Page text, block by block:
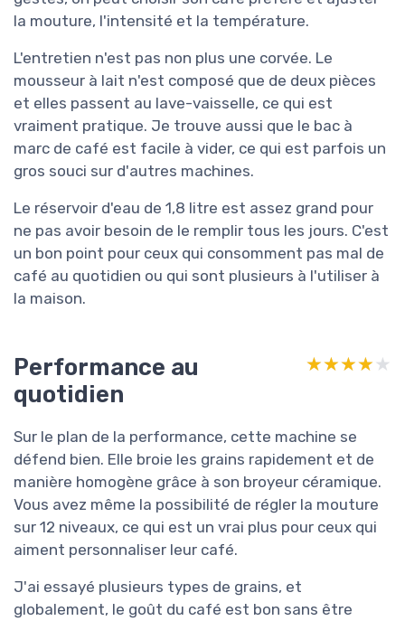
la mouture, l'intensité et la température.
L'entretien n'est pas non plus une corvée. Le
mousseur à lait n'est composé que de deux pièces
et elles passent au lave-vaisselle, ce qui est
vraiment pratique. Je trouve aussi que le bac à
marc de café est facile à vider, ce qui est parfois un
gros souci sur d'autres machines.
Le réservoir d'eau de 1,8 litre est assez grand pour
ne pas avoir besoin de le remplir tous les jours. C'est
un bon point pour ceux qui consomment pas mal de
café au quotidien ou qui sont plusieurs à l'utiliser à
la maison.
Performance au
quotidien
★★★★★
★★★★★
Sur le plan de la performance, cette machine se
défend bien. Elle broie les grains rapidement et de
manière homogène grâce à son broyeur céramique.
Vous avez même la possibilité de régler la mouture
sur 12 niveaux, ce qui est un vrai plus pour ceux qui
aiment personnaliser leur café.
J'ai essayé plusieurs types de grains, et
globalement, le goût du café est bon sans être